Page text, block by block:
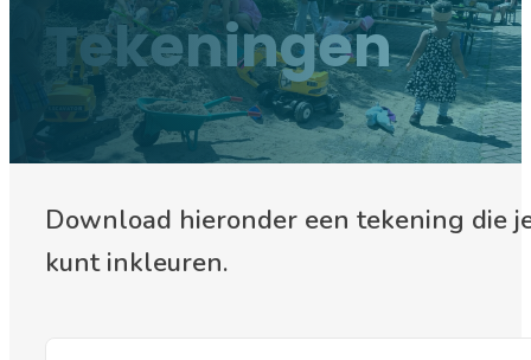
Tekeningen
Download hieronder een tekening die
kunt inkleuren.